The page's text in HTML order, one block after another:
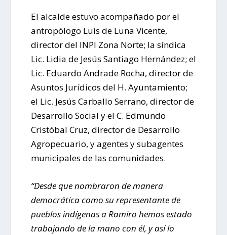
El alcalde estuvo acompañado por el
antropólogo Luis de Luna Vicente,
director del INPI Zona Norte; la síndica
Lic. Lidia de Jesús Santiago Hernández; el
Lic. Eduardo Andrade Rocha, director de
Asuntos Jurídicos del H. Ayuntamiento;
el Lic. Jesús Carballo Serrano, director de
Desarrollo Social y el C. Edmundo
Cristóbal Cruz, director de Desarrollo
Agropecuario, y agentes y subagentes
municipales de las comunidades.
“Desde que nombraron de manera
democrática como su representante de
pueblos indígenas a Ramiro hemos estado
trabajando de la mano con él, y así lo